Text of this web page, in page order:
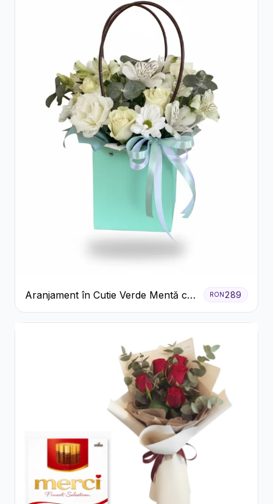
Aranjament în Cutie Verde Mentă cu
Trandafiri și Alstroemeria
RON 289